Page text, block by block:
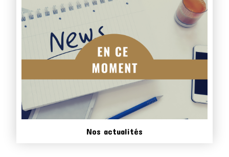
Nos actualités